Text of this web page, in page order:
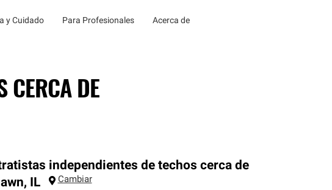
y Cuidado Para Profesionales Acerca de
CERCA DE
independientes de techos cerca de
, IL Cambiar